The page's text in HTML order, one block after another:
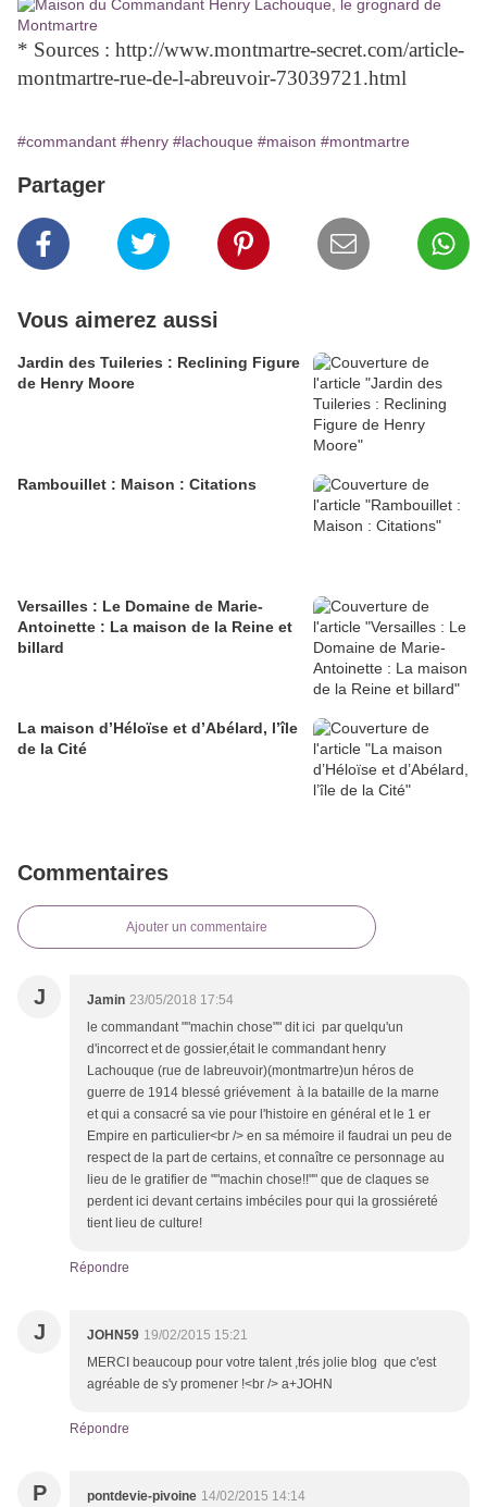
* Sources : http://www.montmartre-secret.com/article-
montmartre-rue-de-l-abreuvoir-73039721.html
#commandant #henry #lachouque #maison #montmartre
Partager
Vous aimerez aussi
Jardin des Tuileries : Reclining Figure
de Henry Moore
Rambouillet : Maison : Citations
Versailles : Le Domaine de Marie-
Antoinette : La maison de la Reine et
billard
La maison d’Héloïse et d’Abélard, l’île
de la Cité
Commentaires
Ajouter un commentaire
J Jamin 23/05/2018 17:54
le commandant ""machin chose"" dit ici par quelqu'un
d'incorrect et de gossier,était le commandant henry
Lachouque (rue de labreuvoir)(montmartre)un héros de
guerre de 1914 blessé griévement à la bataille de la marne
et qui a consacré sa vie pour l'histoire en général et le 1 er
Empire en particulier<br /> en sa mémoire il faudrai un peu de
respect de la part de certains, et connaître ce personnage au
lieu de le gratifier de ""machin chose!!"" que de claques se
perdent ici devant certains imbéciles pour qui la grossiéreté
tient lieu de culture!
Répondre
J JOHN59 19/02/2015 15:21
MERCI beaucoup pour votre talent ,trés jolie blog que c'est
agréable de s'y promener !<br /> a+JOHN
Répondre
P pontdevie-pivoine 14/02/2015 14:14